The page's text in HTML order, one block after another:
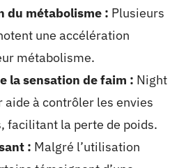
du métabolisme : Plusieurs
une accélération
métabolisme.
la sensation de faim : Night
aide à contrôler les envies
facilitant la perte de poids.
: Malgré l’utilisation